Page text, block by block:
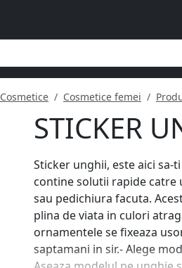
Cosmetice Cosmetice femei
STICKER
Sticker unghii, este aici
contine solutii rapide catre
sau pedichiura facuta.
plina de viata in culori
ornamentele se fixeaza
saptamani in sir.- Alege